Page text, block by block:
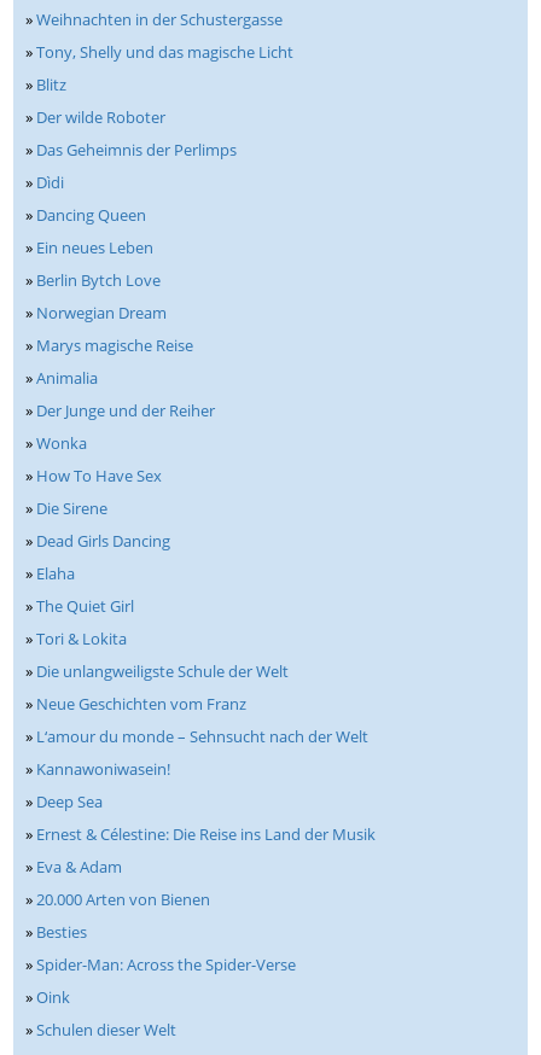
»Weihnachten in der Schustergasse
»Tony, Shelly und das magische Licht
» Blitz
» Der wilde Roboter
» Das Geheimnis der Perlimps
» Dìdi
» Dancing Queen
» Ein neues Leben
» Berlin Bytch Love
» Norwegian Dream
» Marys magische Reise
»Animalia
» Der Junge und der Reiher
»Wonka
» How To Have Sex
» Die Sirene
» Dead Girls Dancing
» Elaha
»The Quiet Girl
»Tori & Lokita
» Die unlangweiligste Schule der Welt
» Neue Geschichten vom Franz
» L‘amour du monde – Sehnsucht nach der Welt
» Kannawoniwasein!
» Deep Sea
» Ernest & Célestine: Die Reise ins Land der Musik
» Eva & Adam
»20.000 Arten von Bienen
» Besties
»Spider-Man: Across the Spider-Verse
»Oink
»Schulen dieser Welt